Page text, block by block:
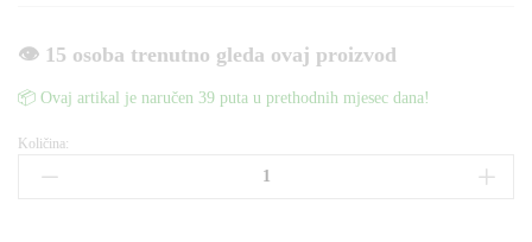
👁️ 15 osoba trenutno gleda ovaj proizvod
📦 Ovaj artikal je naručen 39 puta u prethodnih mjesec dana!
Pneumatska
zračna
Količina: